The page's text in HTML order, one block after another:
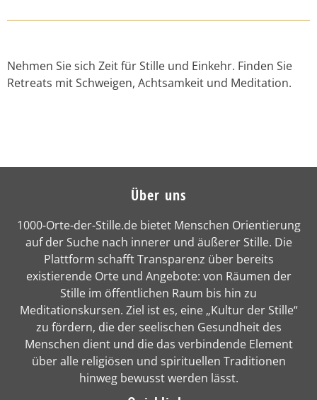
Nehmen Sie sich Zeit für Stille und Einkehr. Finden Sie
Retreats mit Schweigen, Achtsamkeit und Meditation.
Über uns
1000-Orte-der-Stille.de bietet Menschen Orientierung
auf der Suche nach innerer und äußerer Stille. Die
Plattform schafft Transparenz über bereits
existierende Orte und Angebote: von Räumen der
Stille im öffentlichen Raum bis hin zu
Meditationskursen. Ziel ist es, eine „Kultur der Stille“
zu fördern, die der seelischen Gesundheit des
Menschen dient und die das verbindende Element
über alle religiösen und spirituellen Traditionen
hinweg bewusst werden lässt.